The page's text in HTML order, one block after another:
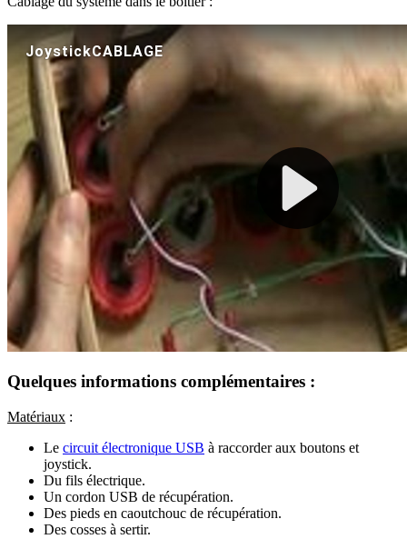
Quelques informations complémentaires :
Matériaux :
Le circuit électronique USB à raccorder aux boutons et
joystick.
Du fils électrique.
Un cordon USB de récupération.
Des pieds en caoutchouc de récupération.
Des cosses à sertir.